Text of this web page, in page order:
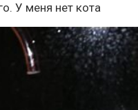
У меня нет кота